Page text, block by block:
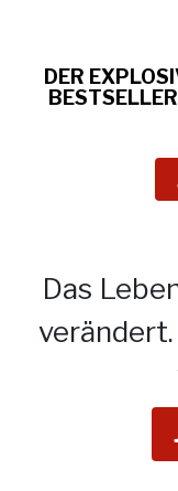
DER
Das
verändert.